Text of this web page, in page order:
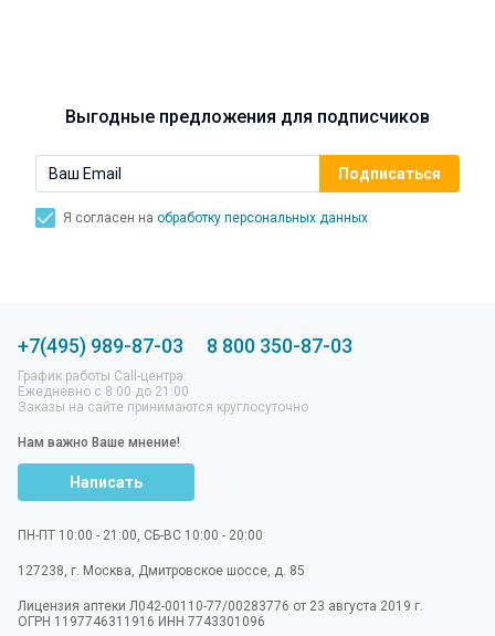
Выгодные предложения для подписчиков
Я согласен на обработку персональных данных
+7(495) 989-87-03 8 800 350-87-03
График работы Call-центра:
Ежедневно с 8:00 до 21:00
Заказы на сайте принимаются круглосуточно
Нам важно Ваше мнение!
Написать
ПН-ПТ 10:00 - 21:00, СБ-ВС 10:00 - 20:00
127238, г. Москва, Дмитровское шоссе, д. 85
Лицензия аптеки Л042-00110-77/00283776 от 23 августа 2019 г.
ОГРН 1197746311916 ИНН 7743301096